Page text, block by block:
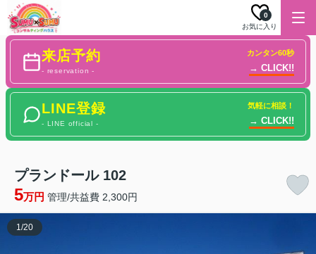
お気に入り
0
来店予約
- reservation -
カンタン60秒
→ CLICK!!
LINE登録
- LINE official -
気軽に相談！
→ CLICK!!
プランドール 102
5万円 管理/共益費 2,300円
1/20